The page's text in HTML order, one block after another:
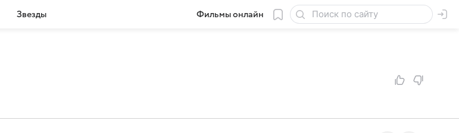
Звезды Фильмы онлайн